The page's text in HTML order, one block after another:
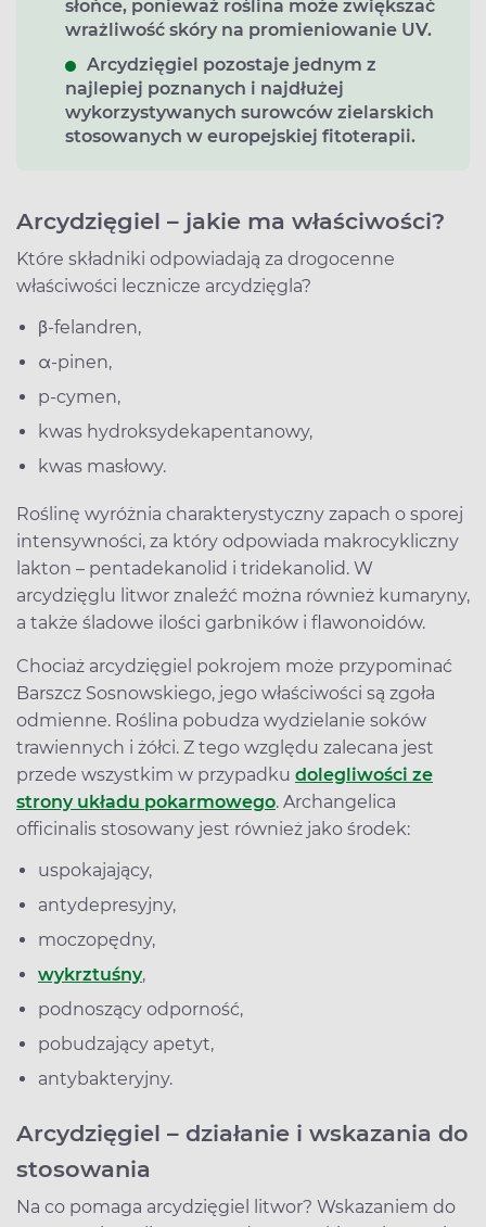
słońce, ponieważ roślina może zwiększać
wrażliwość skóry na promieniowanie UV.
Arcydzięgiel pozostaje jednym z
najlepiej poznanych i najdłużej
wykorzystywanych surowców zielarskich
stosowanych w europejskiej fitoterapii.
Arcydzięgiel – jakie ma właściwości?
Które składniki odpowiadają za drogocenne
właściwości lecznicze arcydzięgla?
β-felandren,
α-pinen,
p-cymen,
kwas hydroksydekapentanowy,
kwas masłowy.
Roślinę wyróżnia charakterystyczny zapach o sporej
intensywności, za który odpowiada makrocykliczny
lakton – pentadekanolid i tridekanolid. W
arcydzięglu litwor znaleźć można również kumaryny,
a także śladowe ilości garbników i flawonoidów.
Chociaż arcydzięgiel pokrojem może przypominać
Barszcz Sosnowskiego, jego właściwości są zgoła
odmienne. Roślina pobudza wydzielanie soków
trawiennych i żółci. Z tego względu zalecana jest
przede wszystkim w przypadku dolegliwości ze
strony układu pokarmowego. Archangelica
officinalis stosowany jest również jako środek:
uspokajający,
antydepresyjny,
moczopędny,
wykrztuśny,
podnoszący odporność,
pobudzający apetyt,
antybakteryjny.
Arcydzięgiel – działanie i wskazania do
stosowania
Na co pomaga arcydzięgiel litwor? Wskazaniem do